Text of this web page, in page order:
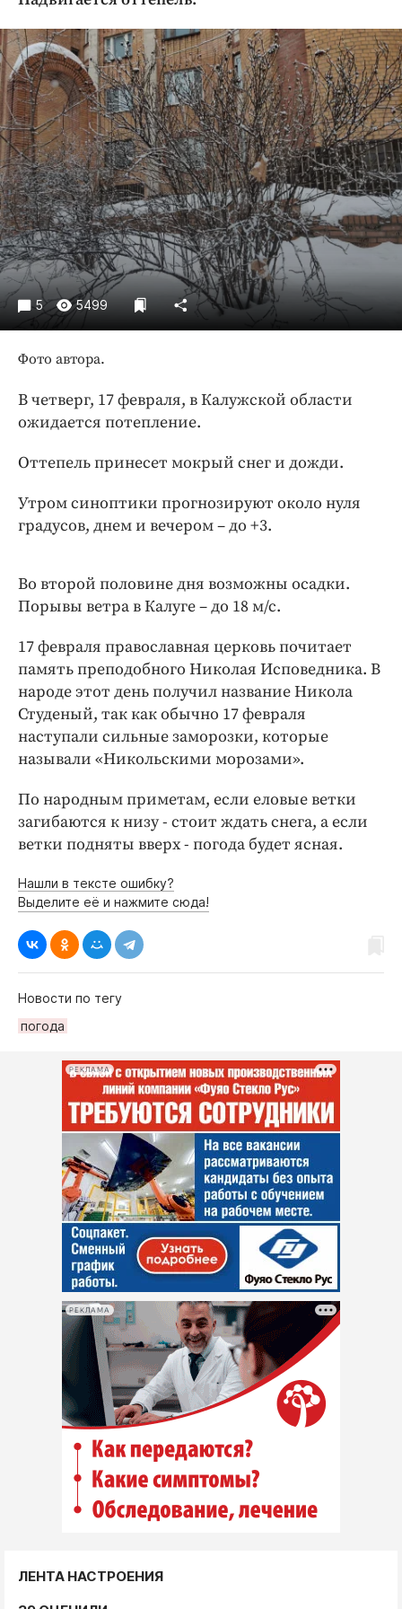
Культура
Недвижимость и ЖКХ
Образование
Общество
Погода
Праздники
Происшествия
Спорт
Экономика и бизнес
ПРОЕКТЫ
Блоги
Издания
Интересное чтиво
Клиника года
Бренд года
5 5499
Фото автора.
В четверг, 17 февраля, в Калужской области
ожидается потепление.
Оттепель принесет мокрый снег и дожди.
Утром синоптики прогнозируют около нуля
градусов, днем и вечером – до +3.
Во второй половине дня возможны осадки.
Порывы ветра в Калуге – до 18 м/с.
17 февраля православная церковь почитает
память преподобного Николая Исповедника. В
народе этот день получил название Никола
Студеный, так как обычно 17 февраля
наступали сильные заморозки, которые
называли «Никольскими морозами».
По народным приметам, если еловые ветки
загибаются к низу - стоит ждать снега, а если
ветки подняты вверх - погода будет ясная.
Нашли в тексте ошибку?
Выделите её и нажмите сюда!
Новости по тегу
погода
РЕКЛАМА
РЕКЛАМА
ЛЕНТА НАСТРОЕНИЯ